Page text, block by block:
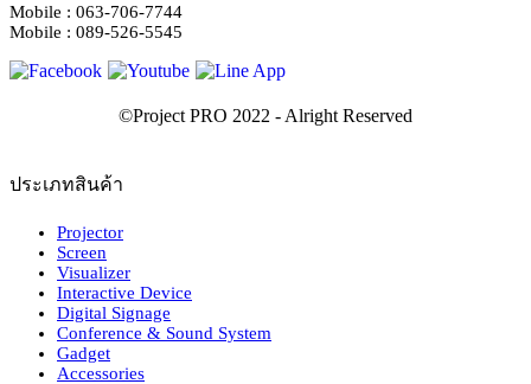
Mobile : 063-706-7744
Mobile : 089-526-5545
ประเภทสินค้า
Projector
Screen
Visualizer
Interactive Device
Digital Signage
Conference & Sound System
Gadget
Accessories